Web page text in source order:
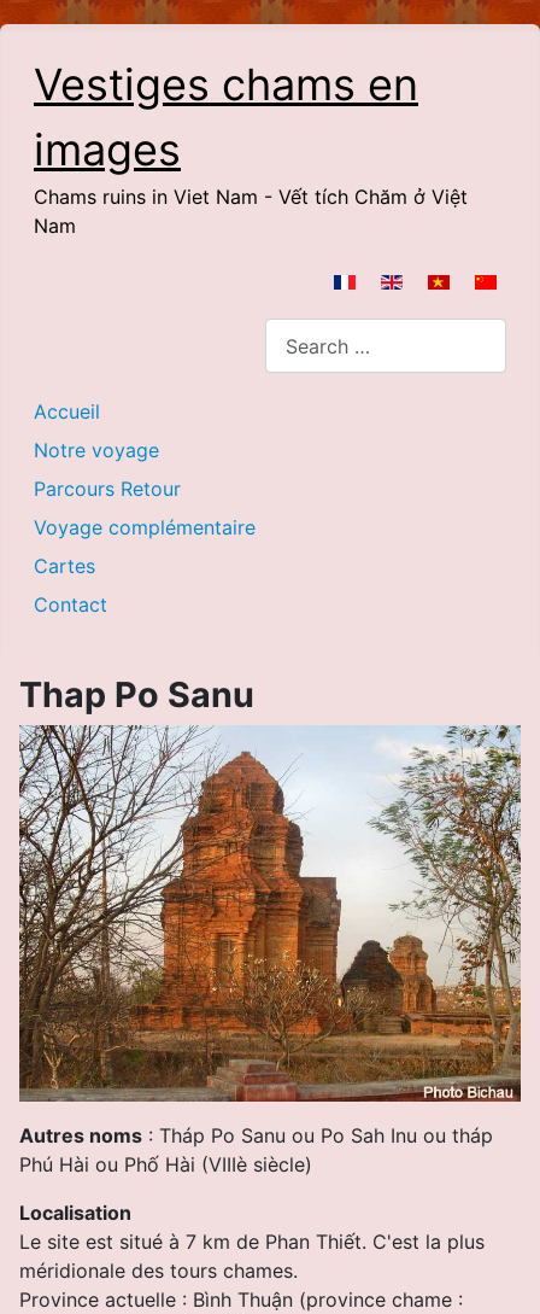
Vestiges chams en
images
Chams ruins in Viet Nam - Vết tích Chăm ở Việt
Nam
Accueil
Notre voyage
Parcours Retour
Voyage complémentaire
Cartes
Contact
Thap Po Sanu
Autres noms : Tháp Po Sanu ou Po Sah Inu ou tháp
Phú Hài ou Phố Hài (VIIIè siècle)
Localisation
Le site est situé à 7 km de Phan Thiết. C'est la plus
méridionale des tours chames.
Province actuelle : Bình Thuận (province chame :